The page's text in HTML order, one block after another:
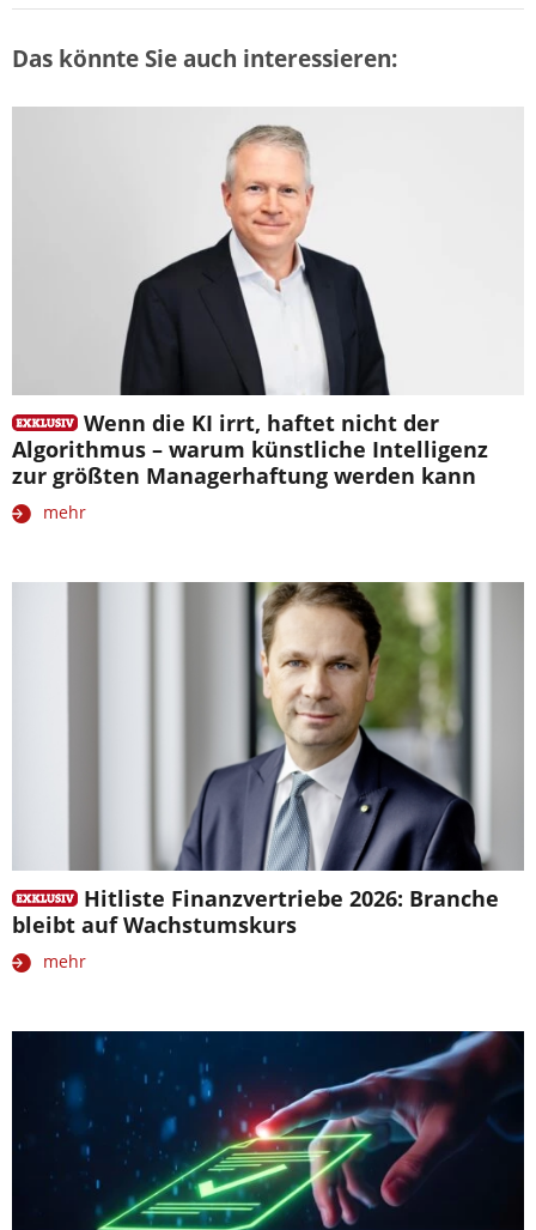
Das könnte Sie auch interessieren:
Wenn die KI irrt, haftet nicht der
Algorithmus – warum künstliche Intelligenz
zur größten Managerhaftung werden kann
mehr
Hitliste Finanzvertriebe 2026: Branche
bleibt auf Wachstumskurs
mehr